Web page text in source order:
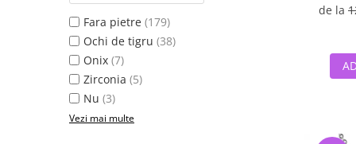
Fara pietre (179)
Ochi de tigru (38)
Onix (7)
Zirconia (5)
Nu (3)
Vezi mai multe
de la